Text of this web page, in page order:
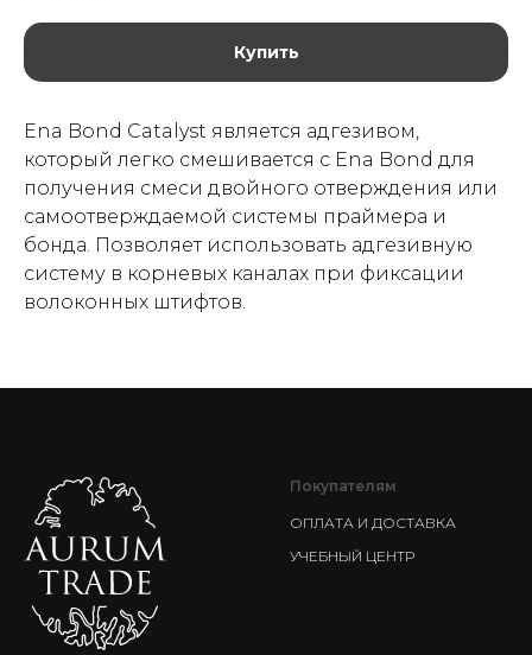
Купить
Ena Bond Catalyst является адгезивом,
который легко смешивается с Ena Bond для
получения смеси двойного отверждения или
самоотверждаемой системы праймера и
бонда. Позволяет использовать адгезивную
систему в корневых каналах при фиксации
волоконных штифтов.
Покупателям
ОПЛАТА И ДОСТАВКА
УЧЕБНЫЙ ЦЕНТР